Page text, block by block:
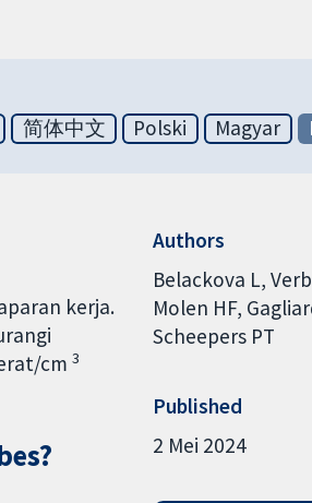
简体中文 Polski Magyar
kerja.
cm3
Authors
Belackova L
Molen HF
Scheepers PT
Published
2 Mei 2024